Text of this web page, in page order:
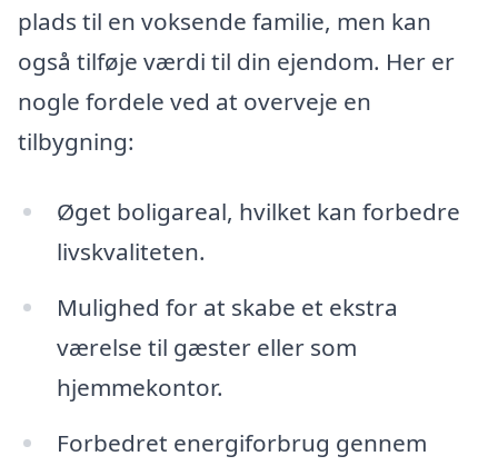
plads til en voksende familie, men kan
også tilføje værdi til din ejendom. Her er
nogle fordele ved at overveje en
tilbygning:
Øget boligareal, hvilket kan forbedre
livskvaliteten.
Mulighed for at skabe et ekstra
værelse til gæster eller som
hjemmekontor.
Forbedret energiforbrug gennem